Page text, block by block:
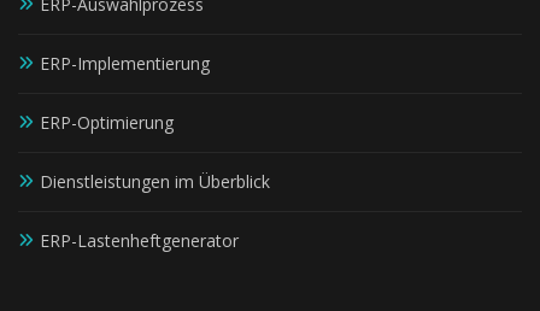
ERP-Implementierung
ERP-Optimierung
Dienstleistungen im Überblick
ERP-Lastenheftgenerator